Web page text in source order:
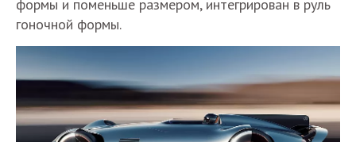
формы и поменьше размером, интегрирован в руль
гоночной формы.